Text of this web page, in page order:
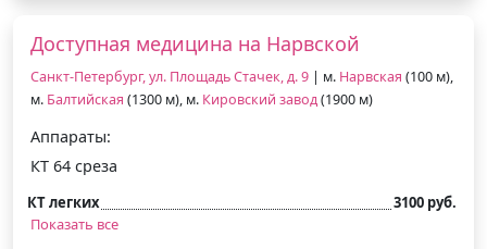
Доступная медицина на Нарвской
Санкт-Петербург, ул. Площадь Стачек, д. 9 | м. Нарвская (100 м),
м. Балтийская (1300 м), м. Кировский завод(1900 м)
Аппараты:
КТ 64 среза
КТ легких
3100 руб.
Показать все